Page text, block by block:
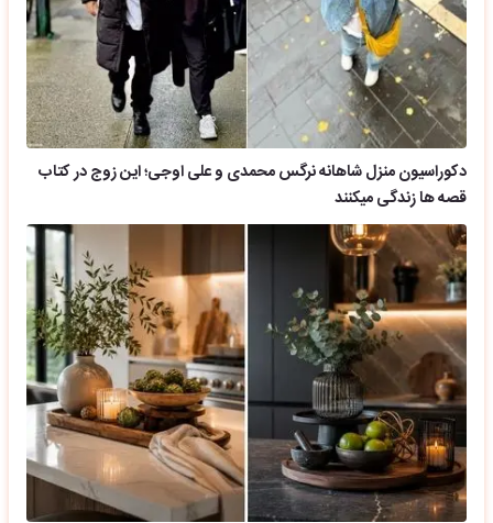
دکوراسیون منزل شاهانه نرگس محمدی و علی اوجی؛ این زوج در کتاب
قصه ها زندگی میکنند